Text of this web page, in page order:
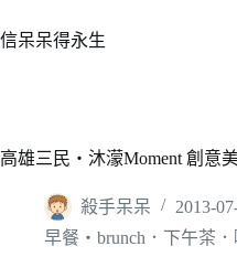
至
容
信呆呆得永生
高雄三民‧沐濛Moment 創意
殺手呆呆
2013-
早餐‧brunch．下午茶．